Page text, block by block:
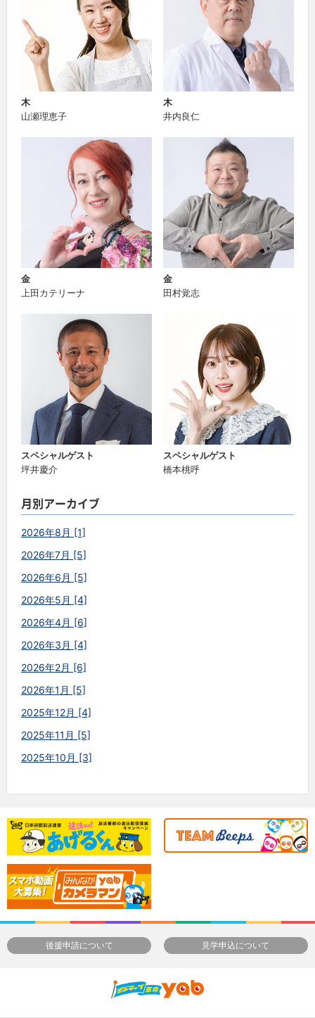
木
山瀬理恵子
木
井内良仁
金
上田カテリーナ
金
田村覚志
スペシャルゲスト
坪井慶介
スペシャルゲスト
橋本桃呼
月別アーカイブ
2026年8月 [1]
2026年7月 [5]
2026年6月 [5]
2026年5月 [4]
2026年4月 [6]
2026年3月 [4]
2026年2月 [6]
2026年1月 [5]
2025年12月 [4]
2025年11月 [5]
2025年10月 [3]
後援申請について 見学申込について